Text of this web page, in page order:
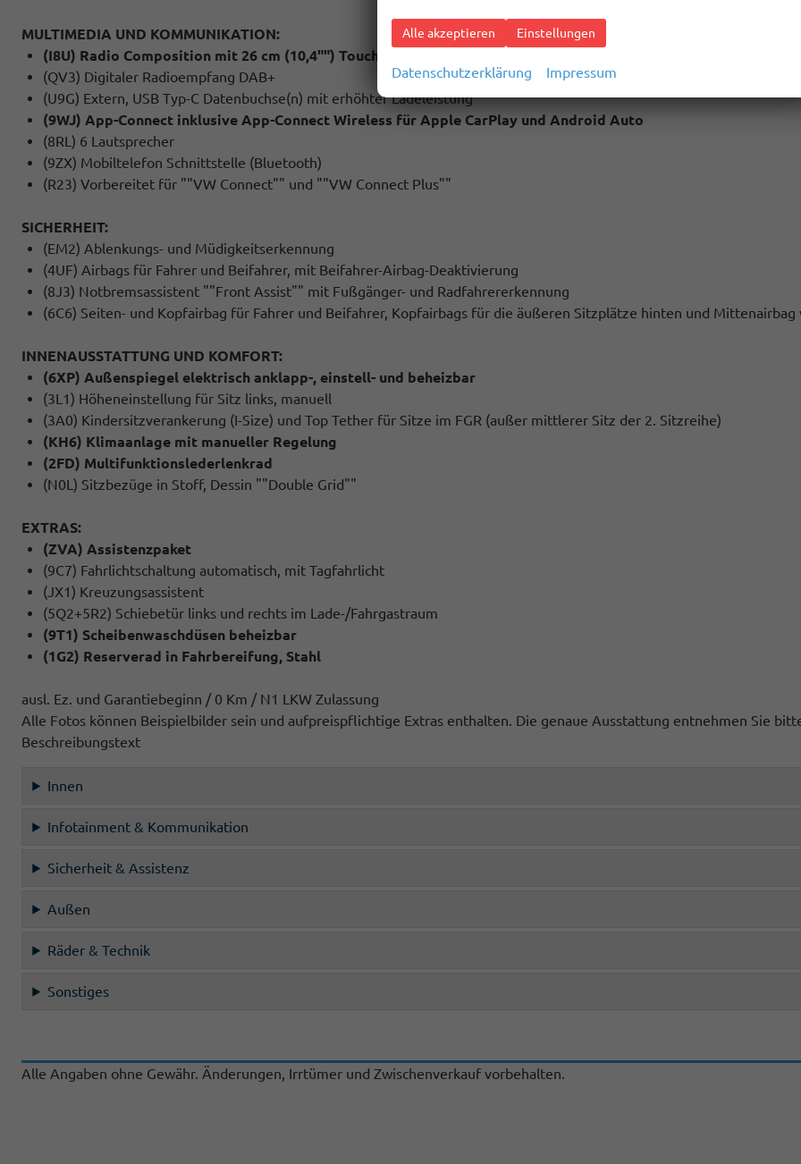
MULTIMEDIA UND KOMMUNIKATION:
(I8U) Radio Composition mit 26 cm (10,4"") Touch-Farbdisplay
(QV3) Digitaler Radioempfang DAB+
(U9G) Extern, USB Typ-C Datenbuchse(n) mit erhöhter Ladeleistung
(9WJ) App-Connect inklusive App-Connect Wireless für Apple CarPlay und Android Auto
(8RL) 6 Lautsprecher
(9ZX) Mobiltelefon Schnittstelle (Bluetooth)
(R23) Vorbereitet für ""VW Connect"" und ""VW Connect Plus""
SICHERHEIT:
(EM2) Ablenkungs- und Müdigkeitserkennung
(4UF) Airbags für Fahrer und Beifahrer, mit Beifahrer-Airbag-Deaktivierung
(8J3) Notbremsassistent ""Front Assist"" mit Fußgänger- und Radfahrererkennung
(6C6) Seiten- und Kopfairbag für Fahrer und Beifahrer, Kopfairbags für die äußeren Sitzplätze hinten und Mittenairbag
INNENAUSSTATTUNG UND KOMFORT:
(6XP) Außenspiegel elektrisch anklapp-, einstell- und beheizbar
(3L1) Höheneinstellung für Sitz links, manuell
(3A0) Kindersitzverankerung (I-Size) und Top Tether für Sitze im FGR (außer mittlerer Sitz der 2. Sitzreihe)
(KH6) Klimaanlage mit manueller Regelung
(2FD) Multifunktionslederlenkrad
(N0L) Sitzbezüge in Stoff, Dessin ""Double Grid""
EXTRAS:
(ZVA) Assistenzpaket
(9C7) Fahrlichtschaltung automatisch, mit Tagfahrlicht
(JX1) Kreuzungsassistent
(5Q2+5R2) Schiebetür links und rechts im Lade-/Fahrgastraum
(9T1) Scheibenwaschdüsen beheizbar
(1G2) Reserverad in Fahrbereifung, Stahl
ausl. Ez. und Garantiebeginn / 0 Km / N1 LKW Zulassung
Alle Fotos können Beispielbilder sein und aufpreispflichtige Extras enthalten. Die genaue Ausstattung entnehmen Sie
Beschreibungstext
Innen
Infotainment & Kommunikation
Sicherheit & Assistenz
Außen
Räder & Technik
Sonstiges
Alle Angaben ohne Gewähr. Änderungen, Irrtümer und Zwischenverkauf vorbehalten.
Alle akzeptieren Einstellungen
Datenschutzerklärung Impressum